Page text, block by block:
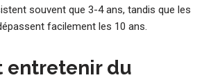
souvent que 3-4 ans, tandis que les
facilement les 10 ans.
entretenir du